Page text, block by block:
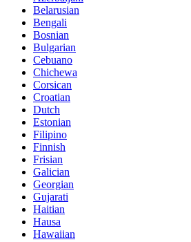
Belarusian
Bengali
Bosnian
Bulgarian
Cebuano
Chichewa
Corsican
Croatian
Dutch
Estonian
Filipino
Finnish
Frisian
Galician
Georgian
Gujarati
Haitian
Hausa
Hawaiian